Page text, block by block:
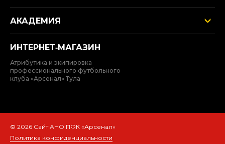
АКАДЕМИЯ
ИНТЕРНЕТ‑МАГАЗИН
Атрибутика и экипировка
профессионального футбольного
клуба «Арсенал» Тула
© 2026 Сайт АНО ПФК «Арсенал»
Политика конфиденциальности